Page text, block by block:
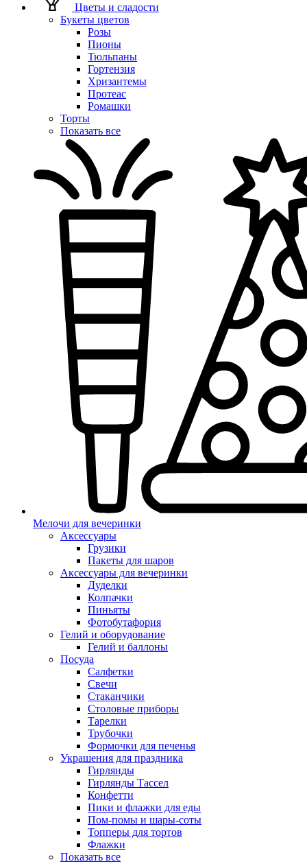
Цветы и сладости
Букеты цветов
Розы
Пионы
Тюльпаны
Гортензия
Хризантемы
Протеас
Ромашки
Торты
Показать все
Мелочи для вечеринки
Аксессуары
Грузики
Пакеты для шаров
Аксессуары для вечеринки
Дуделки
Колпачки
Пиньяты
Фотобутафория
Гелий и оборудование
Гелий и баллоны
Посуда
Салфетки
Свечи
Стаканчики
Столовые приборы
Тарелки
Трубочки
Формочки для печенья
Украшения для праздника
Гирлянды
Гирлянды Тассел
Конфетти
Пики и флажки для еды
Пом-помы и шары-соты
Топперы для тортов
Флажки
Показать все